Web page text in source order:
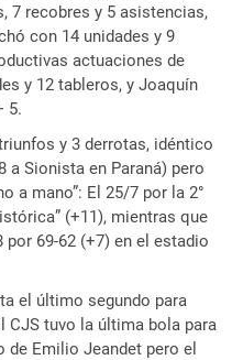
7 recobres y 5 asistencias,
con 14 unidades y 9
actuaciones de
y 12 tableros, y Joaquín
5.
y 3 derrotas, idéntico
a Sionista en Paraná) pero
a mano”: El 25/7 por la 2°
(+11), mientras que
69-62 (+7) en el estadio
el último segundo para
CJS tuvo la última bola para
de Emilio Jeandet pero el